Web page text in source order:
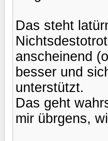
Das steht
anscheinend
besser und
unterstützt.
Das geht
mir übrgens,